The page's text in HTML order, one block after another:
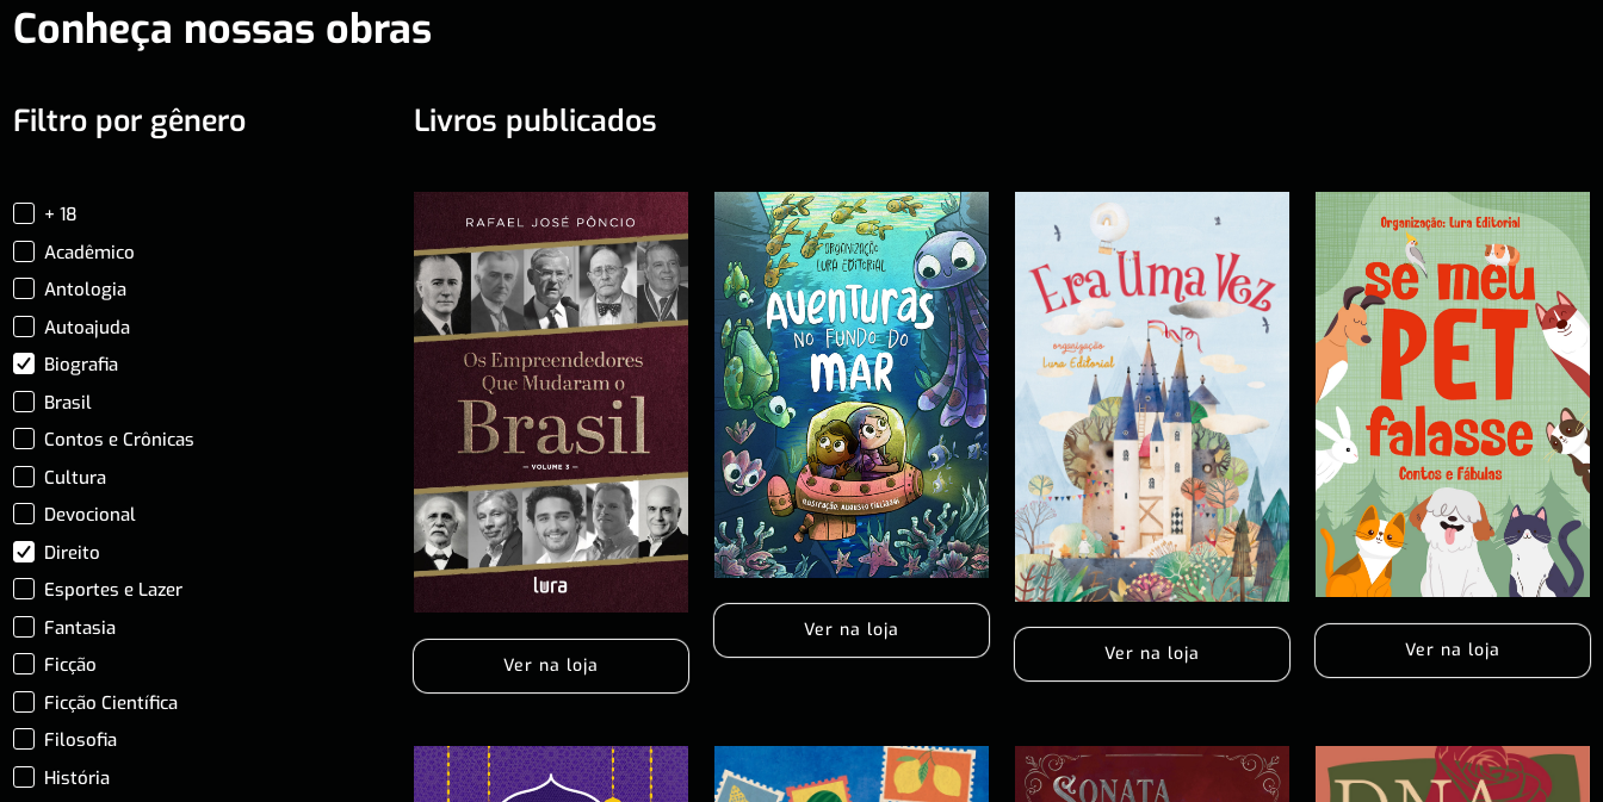
Conheça nossas obras
Filtro por gênero
+ 18
Acadêmico
Antologia
Autoajuda
Biografia
Brasil
Contos e Crônicas
Cultura
Devocional
Direito
Esportes e Lazer
Fantasia
Ficção
Ficção Científica
Filosofia
História
Livros publicados
Ver na loja
Ver na loja
Ver na loja
Ver na loja